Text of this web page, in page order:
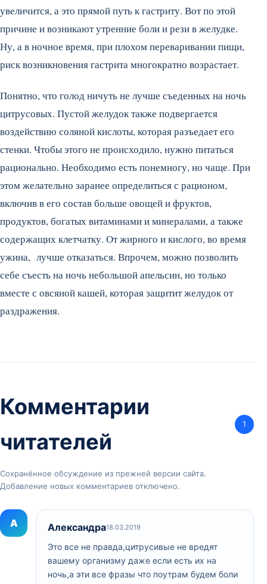
увеличится, а это прямой путь к гастриту. Вот по этой
причине и возникают утренние боли и рези в желудке.
Ну, а в ночное время, при плохом переваривании пищи,
риск возникновения гастрита многократно возрастает.
Понятно, что голод ничуть не лучше съеденных на ночь
цитрусовых. Пустой желудок также подвергается
воздействию соляной кислоты, которая разъедает его
стенки. Чтобы этого не происходило, нужно питаться
рационально. Необходимо есть понемногу, но чаще. При
этом желательно заранее определиться с рационом,
включив в его состав больше овощей и фруктов,
продуктов, богатых витаминами и минералами, а также
содержащих клетчатку. От жирного и кислого, во время
ужина, лучше отказаться. Впрочем, можно позволить
себе съесть на ночь небольшой апельсин, но только
вместе с овсяной кашей, которая защитит желудок от
раздражения.
Комментарии
читателей
1
Сохранённое обсуждение из прежней версии сайта.
Добавление новых комментариев отключено.
А Александра18.03.2019
Это все не правда,цитрусивые не вредят
вашему организму даже если есть их на
ночь,а эти все фразы что поутрам будем боли